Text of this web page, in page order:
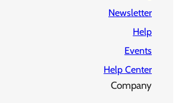
Newsletter
Help
Events
Help Center
Company